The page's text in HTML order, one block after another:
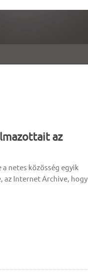
az
netes közösség egyik
az Internet Archive, hogy